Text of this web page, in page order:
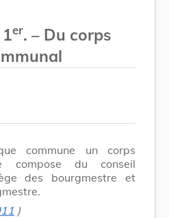
er. – Du corps
commune un corps
compose du conseil
des bourgmestre et
)